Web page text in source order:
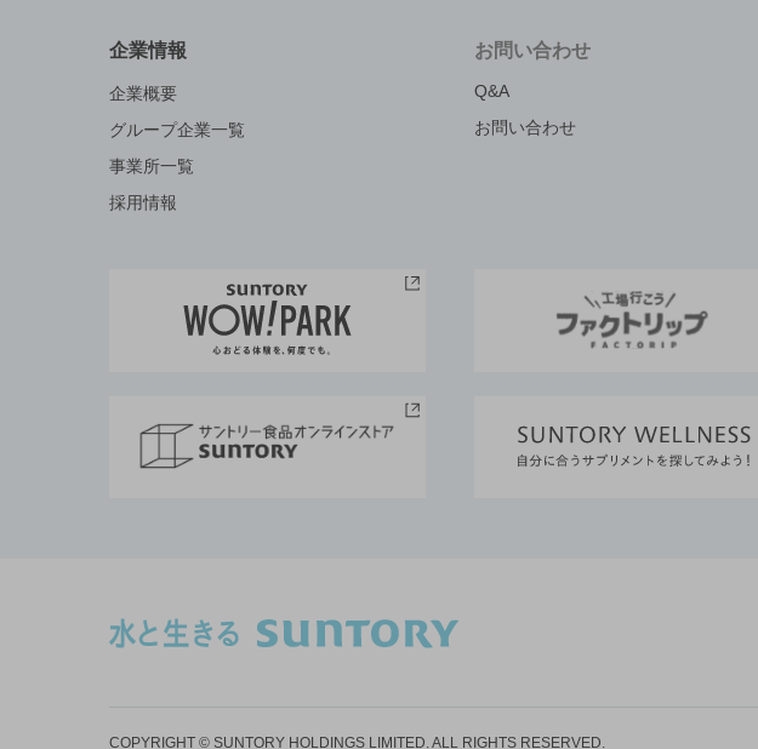
企業情報
企業概要
グループ企業一覧
事業所一覧
採用情報
お問い合わせ
Q&A
お問い合わせ
COPYRIGHT © SUNTORY HOLDINGS LIMITED.ALL RIGHTS RESERVED.